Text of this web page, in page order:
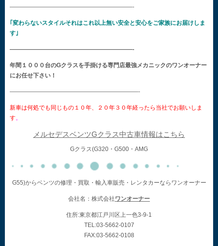
—————————————————————-
｢変わらないスタイルそれはこれ以上無い安全と安心をご家族にお届けしま
す｣
—————————————————————-
年間１０００台のGクラスを手掛ける専門店最強メカニックのワンオーナー
にお任せ下さい！
——————————————————————-
新車は何処でも同じもの１０年、２０年３０年経ったら当社でお願いしま
す。
メルセデスベンツGクラス中古車情報はこちら
Gクラス(G320・G500・AMG
G55)からベンツの修理・買取・輸入車販売・レンタカーならワンオーナー
会社名：株式会社ワンオーナー
住所:東京都江戸川区上一色3-9-1
TEL:03-5662-0107
FAX:03-5662-0108